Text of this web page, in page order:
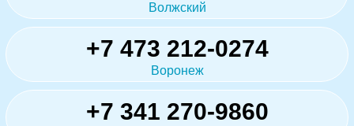
Волжский
+7 473 212-0274
Воронеж
+7 341 270-9860